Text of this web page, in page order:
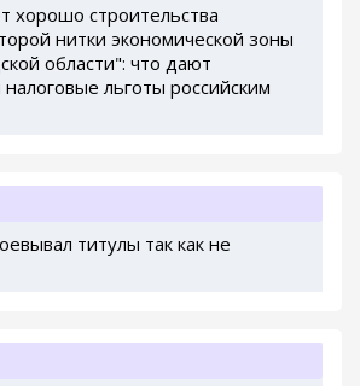
хорошо строительства
нитки экономической зоны
области": что дают
льготы российским
титулы так как не